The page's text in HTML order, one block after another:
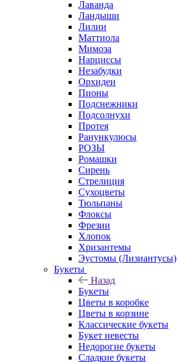
Лаванда
Ландыши
Лилии
Маттиола
Мимоза
Нарциссы
Незабудки
Орхидеи
Пионы
Подснежники
Подсолнухи
Протея
Ранункулюсы
РОЗЫ
Ромашки
Сирень
Стрелиция
Сухоцветы
Тюльпаны
Флоксы
Фрезии
Хлопок
Хризантемы
Эустомы (Лизиантусы)
Букеты
Назад
Букеты
Цветы в коробке
Цветы в корзине
Классические букеты
Букет невесты
Недорогие букеты
Сладкие букеты